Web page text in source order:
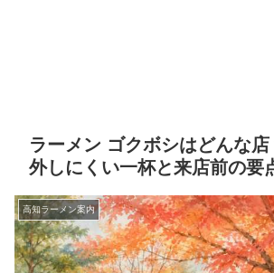
ラーメン ゴクボシはどんな
外しにくい一杯と来店前の要
高知ラーメン案内